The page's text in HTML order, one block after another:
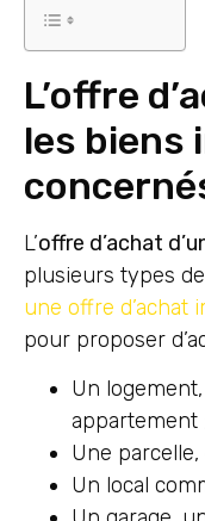
L’offre
les biens
L’offre d’achat
plusieurs types
une offre d’achat
pour proposer
Un
appartement
Une
Un local